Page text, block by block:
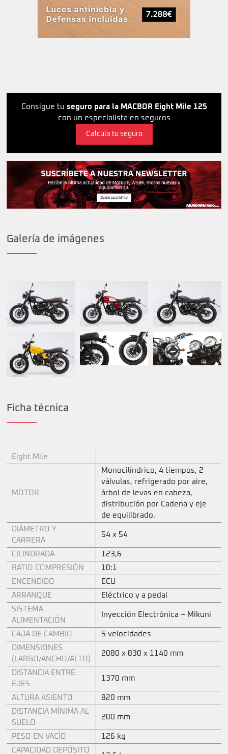
Consigue tu seguro para la MACBOR Eight Mile 125
con un especialista en seguros
Calcula tu seguro
Galería de imágenes
Ficha técnica
Eight Mile
MOTOR
Monocilíndrico, 4 tiempos, 2
válvulas, refrigerado por aire,
árbol de levas en cabeza,
distribución por Cadena y eje
de equilibrado.
DIÁMETRO Y
CARRERA
54 x 54
CILINDRADA
123,6
RATIO COMPRESIÓN
10:1
ENCENDIDO
ECU
ARRANQUE
Eléctrico y a pedal
SISTEMA
ALIMENTACIÓN
Inyección Electrónica – Mikuni
CAJA DE CAMBIO
5 velocidades
DIMENSIONES
(LARGO/ANCHO/ALTO)
2080 x 830 x 1140 mm
DISTANCIA ENTRE
EJES
1370 mm
ALTURA ASIENTO
820 mm
DISTANCIA MÍNIMA AL
SUELO
200 mm
PESO EN VACÍO
126 kg
CAPACIDAD DEPÓSITO